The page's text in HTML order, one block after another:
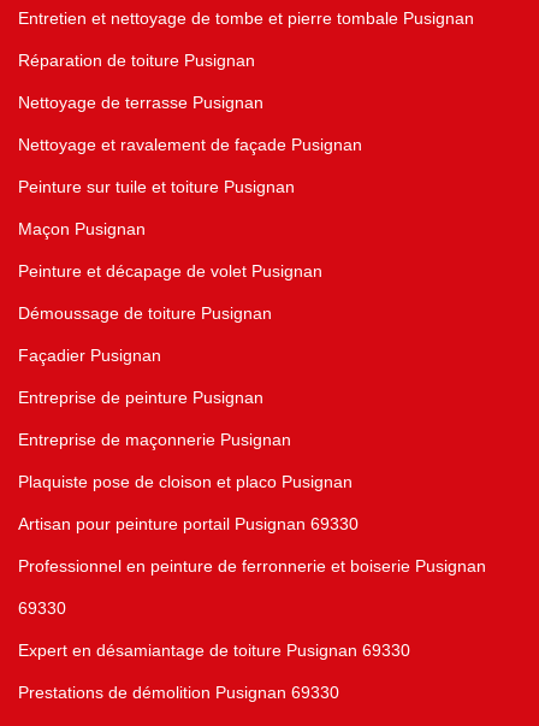
Entretien et nettoyage de tombe et pierre tombale Pusignan
Réparation de toiture Pusignan
Nettoyage de terrasse Pusignan
Nettoyage et ravalement de façade Pusignan
Peinture sur tuile et toiture Pusignan
Maçon Pusignan
Peinture et décapage de volet Pusignan
Démoussage de toiture Pusignan
Façadier Pusignan
Entreprise de peinture Pusignan
Entreprise de maçonnerie Pusignan
Plaquiste pose de cloison et placo Pusignan
Artisan pour peinture portail Pusignan 69330
Professionnel en peinture de ferronnerie et boiserie Pusignan
69330
Expert en désamiantage de toiture Pusignan 69330
Prestations de démolition Pusignan 69330